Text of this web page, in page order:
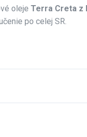
oleje Terra Creta z
po celej SR.